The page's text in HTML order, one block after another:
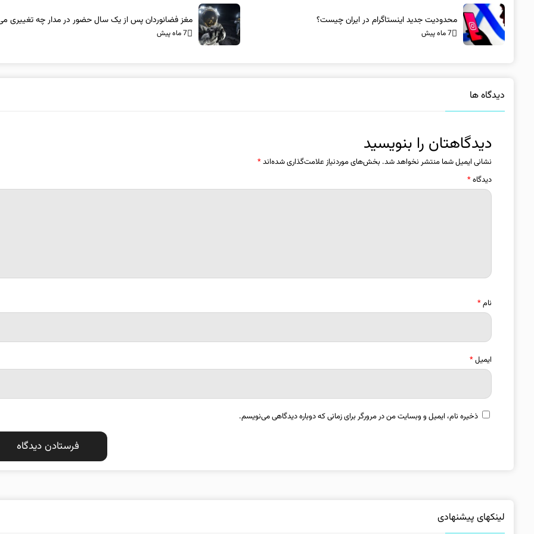
محدودیت جدید اینستاگرام در ایران چیست؟
7 ماه پیش
مغز فضانوردان پس از یک سال حضور در مدار چه تغییری
7 ماه پیش
دیدگاه ها
دیدگاهتان را بنویسید
نشانی ایمیل شما منتشر نخواهد شد. بخش‌های موردنیاز علامت‌گذاری شده‌اند*
دیدگاه*
نام*
ایمیل*
ذخیره نام، ایمیل و وبسایت من در مرورگر برای زمانی که دوباره دیدگاهی می‌نویسم.
لینکهای پیشنهادی